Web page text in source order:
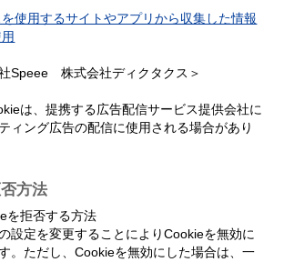
使用するサイトやアプリから収集した情報
Speee 株式会社ディクタクス＞
は、提携する広告配信サービス提供会社に
ィング広告の配信に使用される場合があり
方法
を拒否する方法
設定を変更することによりCookieを無効に
。ただし、Cookieを無効にした場合は、一